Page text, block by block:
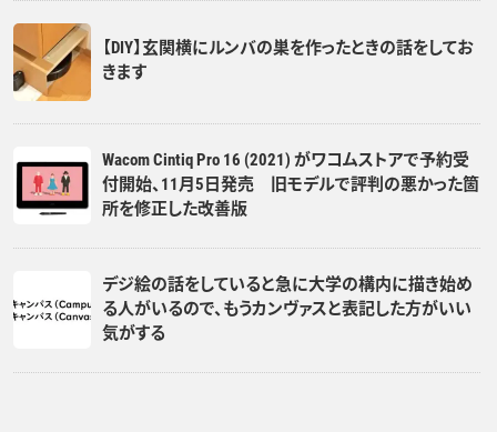
【DIY】玄関横にルンバの巣を作ったときの話をしてお
きます
Wacom Cintiq Pro 16 (2021) がワコムストアで予約受
付開始、11月5日発売 旧モデルで評判の悪かった箇
所を修正した改善版
デジ絵の話をしていると急に大学の構内に描き始め
る人がいるので、もうカンヴァスと表記した方がいい
気がする